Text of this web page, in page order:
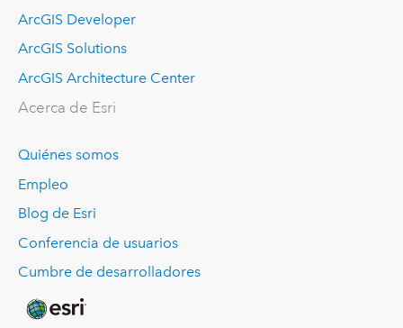
ArcGIS Developer
ArcGIS Solutions
ArcGIS Architecture Center
Acerca de Esri
Quiénes somos
Empleo
Blog de Esri
Conferencia de usuarios
Cumbre de desarrolladores